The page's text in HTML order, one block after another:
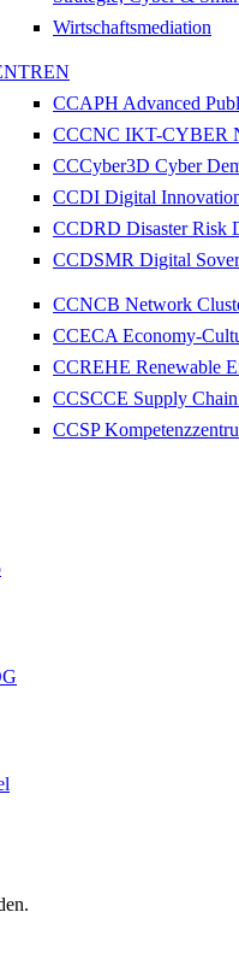
Wirtschaftsmediation
CCAPH Advanced
CCCNC IKT-CYBER
CCCyber3D Cyber
CCDI Digital
CCDRD Disaster Risk
CCDSMR Digital
CCNCB Network
CCECA Economy-
CCREHE Renewable
CCSCCE Supply
CCSP